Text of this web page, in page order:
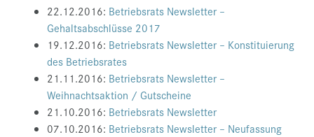
Datenschutz
Service-Links
de |en
22.12.2016: Betriebsrats Newsletter –
Gehaltsabschlüsse 2017
19.12.2016: Betriebsrats Newsletter – Konstituierung
des Betriebsrates
21.11.2016: Betriebsrats Newsletter –
Weihnachtsaktion / Gutscheine
21.10.2016: Betriebsrats Newsletter
07.10.2016: Betriebsrats Newsletter – Neufassung